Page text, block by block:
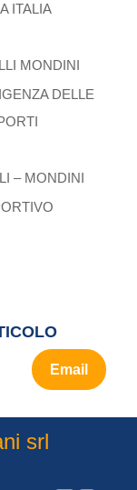
ITALIA
MONDINI
DELLE
– MONDINI
Email
srl